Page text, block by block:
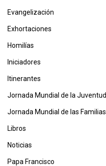
Evangelización
Exhortaciones
Homilías
Iniciadores
Itinerantes
Jornada Mundial de la Juventud
Jornada Mundial de las Familias
Libros
Noticias
Papa Francisco